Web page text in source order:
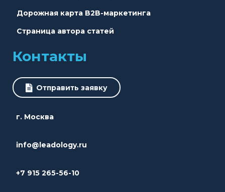
Дорожная карта B2B-маркетинга
Страница автора статей
Контакты
Отправить заявку
г. Москва
info@leadology.ru
+7 915 265-56-10